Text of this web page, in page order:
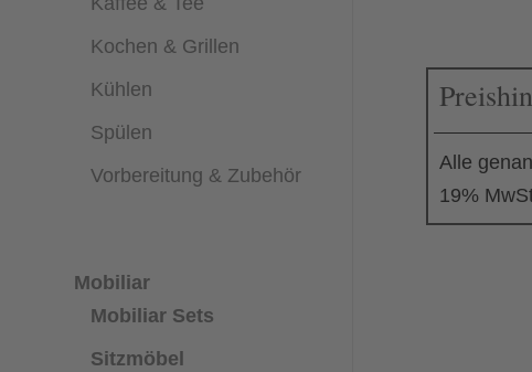
Kochen & Grillen
Kühlen
Spülen
Vorbereitung & Zubehör
Mobiliar
Mobiliar Sets
Sitzmöbel
Alle
19%